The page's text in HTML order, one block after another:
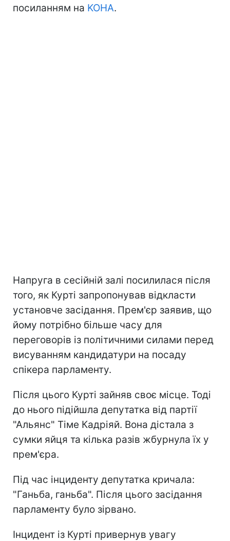
посиланням на KOHA.
Напруга в сесійній залі посилилася після
того, як Курті запропонував відкласти
установче засідання. Прем'єр заявив, що
йому потрібно більше часу для
переговорів із політичними силами перед
висуванням кандидатури на посаду
спікера парламенту.
Після цього Курті зайняв своє місце. Тоді
до нього підійшла депутатка від партії
"Альянс" Тіме Кадріяй. Вона дістала з
сумки яйця та кілька разів жбурнула їх у
прем'єра.
Під час інциденту депутатка кричала:
"Ганьба, ганьба". Після цього засідання
парламенту було зірвано.
Інцидент із Курті привернув увагу